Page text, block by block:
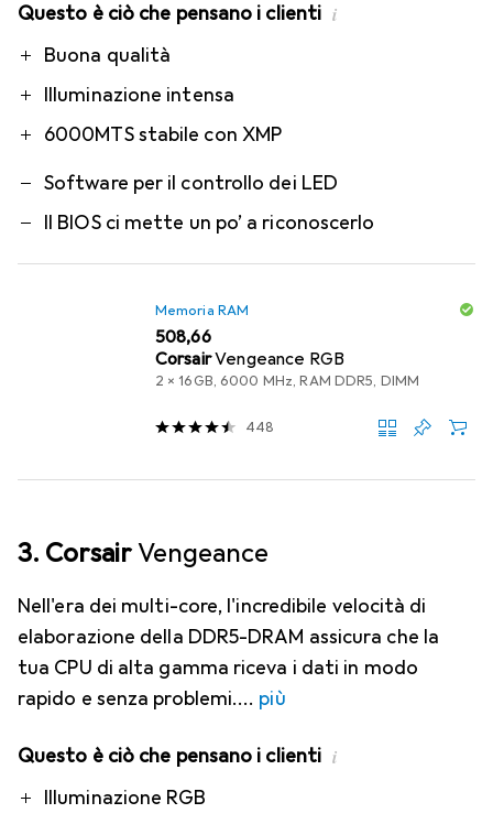
Questo è ciò che pensano i clienti i
ProBuona qualità
Illuminazione intensa
6000MTS stabile con XMP
Contro
Software per il controllo dei LED
Il BIOS ci mette un po’ a riconoscerlo
Memoria RAM
EUR
508,66
CorsairVengeance RGB
2 x 16GB, 6000 MHz, RAM DDR5, DIMM
448
3. CorsairVengeance
Nell'era dei multi-core, l'incredibile velocità di
elaborazione della DDR5-DRAM assicura che la
tua CPU di alta gamma riceva i dati in modo
rapido e senza problemi.
più
Questo è ciò che pensano i clienti i
ProIlluminazione RGB
Contro